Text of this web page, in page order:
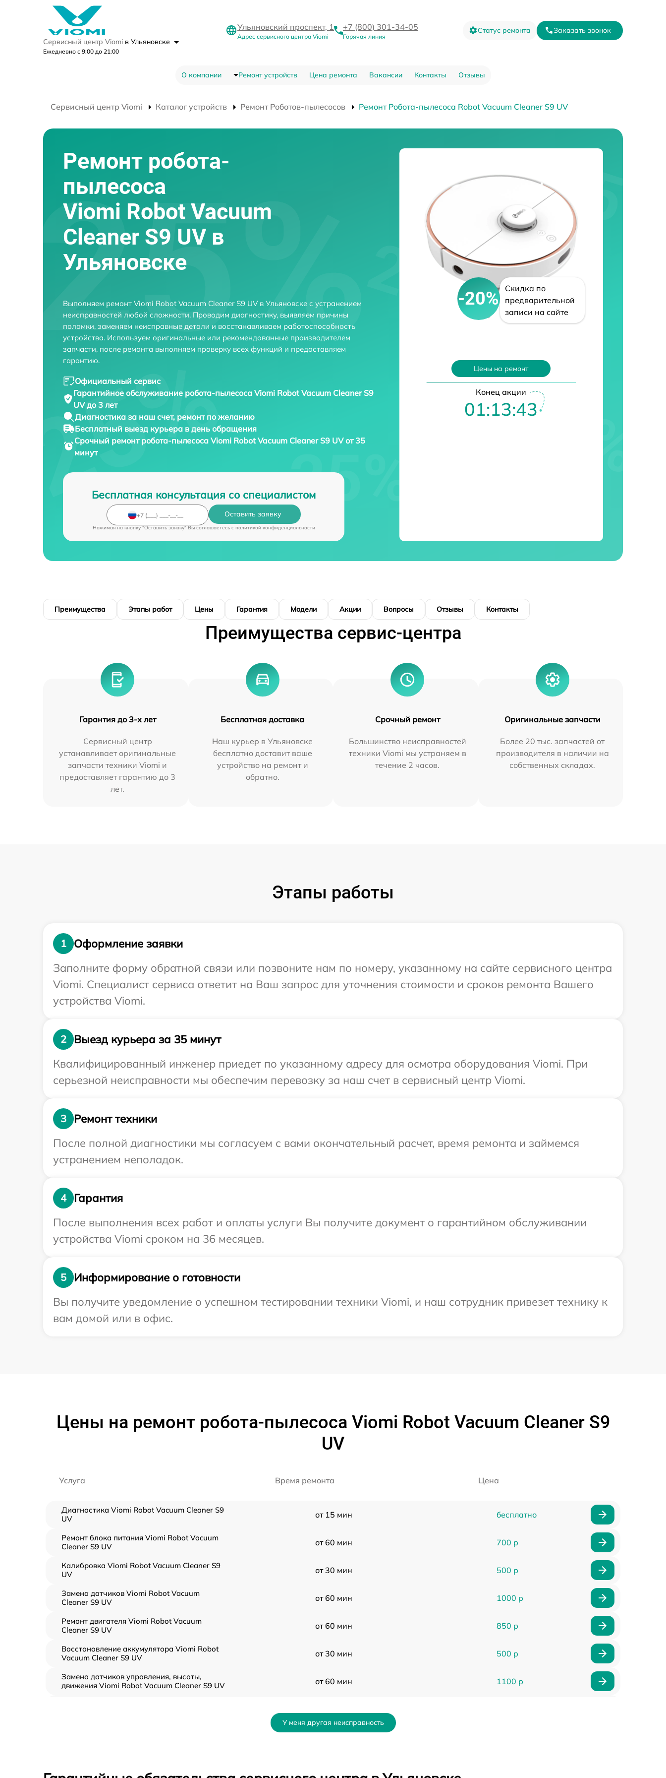
Сервисный центр Viomi в Ульяновске
Ежедневно с 9:00 до 21:00
Ульяновский проспект, 1
Адрес сервисного центра Viomi
+7 (800) 301-34-05
Горячая линия
Статус ремонта Заказать звонок
О компании Ремонт устройств Цена ремонта Вакансии Контакты Отзывы
Сервисный центр Viomi Каталог устройств Ремонт Роботов-пылесосов Ремонт Робота-пылесоса Robot Vacuum Cleaner S9 UV
Ремонт робота-
пылесоса
Viomi Robot Vacuum
Cleaner S9 UV в
Ульяновске
Выполняем ремонт Viomi Robot Vacuum Cleaner S9 UV в Ульяновске с устранением
неисправностей любой сложности. Проводим диагностику, выявляем причины
поломки, заменяем неисправные детали и восстанавливаем работоспособность
устройства. Используем оригинальные или рекомендованные производителем
запчасти, после ремонта выполняем проверку всех функций и предоставляем
гарантию.
Официальный сервис
Гарантийное обслуживание робота-пылесоса Viomi Robot Vacuum Cleaner S9
UV до 3 лет
Диагностика за наш счет, ремонт по желанию
Бесплатный выезд курьера в день обращения
Срочный ремонт робота-пылесоса Viomi Robot Vacuum Cleaner S9 UV от 35
минут
Бесплатная консультация со специалистом
Оставить заявку
Нажимая на кнопку "Оставить заявку" Вы соглашаетесь c политикой конфиденциальности
-20%
Скидка по
предварительной
записи на сайте
Цены на ремонт
Конец акции
01:13:42
Преимущества Этапы работ Цены Гарантия Модели Акции Вопросы Отзывы Контакты
Преимущества сервис-центра
Гарантия до 3-х лет
Сервисный центр
устанавливает оригинальные
запчасти техники Viomi и
предоставляет гарантию до 3
лет.
Бесплатная доставка
Наш курьер в Ульяновске
бесплатно доставит ваше
устройство на ремонт и
обратно.
Срочный ремонт
Большинство неисправностей
техники Viomi мы устраняем в
течение 2 часов.
Оригинальные запчасти
Более 20 тыс. запчастей от
производителя в наличии на
собственных складах.
Этапы работы
1
Оформление заявки
Заполните форму обратной связи или позвоните нам по номеру, указанному на сайте сервисного центра
Viomi. Специалист сервиса ответит на Ваш запрос для уточнения стоимости и сроков ремонта Вашего
устройства Viomi.
2
Выезд курьера за 35 минут
Квалифицированный инженер приедет по указанному адресу для осмотра оборудования Viomi. При
серьезной неисправности мы обеспечим перевозку за наш счет в сервисный центр Viomi.
3
Ремонт техники
После полной диагностики мы согласуем с вами окончательный расчет, время ремонта и займемся
устранением неполадок.
4
Гарантия
После выполнения всех работ и оплаты услуги Вы получите документ о гарантийном обслуживании
устройства Viomi сроком на 36 месяцев.
5
Информирование о готовности
Вы получите уведомление о успешном тестировании техники Viomi, и наш сотрудник привезет технику к
вам домой или в офис.
Цены на ремонт робота-пылесоса Viomi Robot Vacuum Cleaner S9
UV
Услуга Время ремонта Цена
Диагностика Viomi Robot Vacuum Cleaner S9
UV
от 15 мин бесплатно
Ремонт блока питания Viomi Robot Vacuum
Cleaner S9 UV
от 60 мин 700 р
Калибровка Viomi Robot Vacuum Cleaner S9
UV
от 30 мин 500 р
Замена датчиков Viomi Robot Vacuum
Cleaner S9 UV
от 60 мин 1000 р
Ремонт двигателя Viomi Robot Vacuum
Cleaner S9 UV
от 60 мин 850 р
Восстановление аккумулятора Viomi Robot
Vacuum Cleaner S9 UV
от 30 мин 500 р
Замена датчиков управления, высоты,
движения Viomi Robot Vacuum Cleaner S9 UV
от 60 мин 1100 р
У меня другая неисправность